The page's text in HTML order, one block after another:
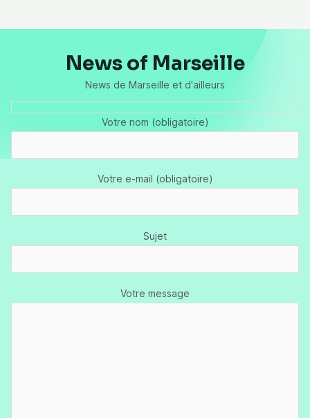
News of Marseille
News de Marseille et d'ailleurs
Votre nom (obligatoire)
Votre e-mail (obligatoire)
Sujet
Votre message